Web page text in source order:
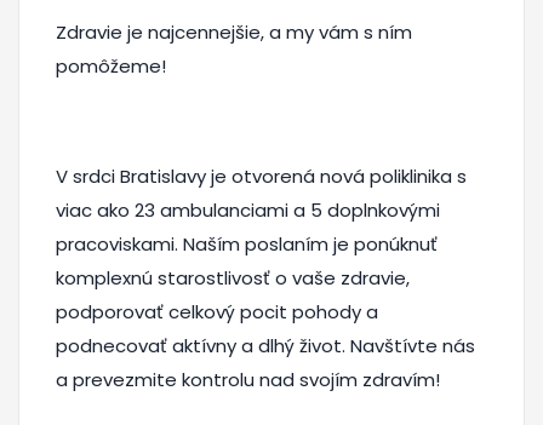
Zdravie je najcennejšie, a my vám s ním
pomôžeme!
V srdci Bratislavy je otvorená nová poliklinika s
viac ako 23 ambulanciami a 5 doplnkovými
pracoviskami. Naším poslaním je ponúknuť
komplexnú starostlivosť o vaše zdravie,
podporovať celkový pocit pohody a
podnecovať aktívny a dlhý život. Navštívte nás
a prevezmite kontrolu nad svojím zdravím!